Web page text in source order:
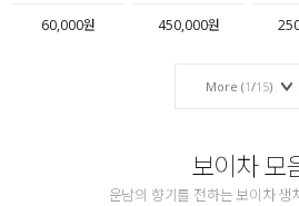
60,000원 450,000원
More (1/15)
보이차 모
운남의 향기를 전하는 보이차 생